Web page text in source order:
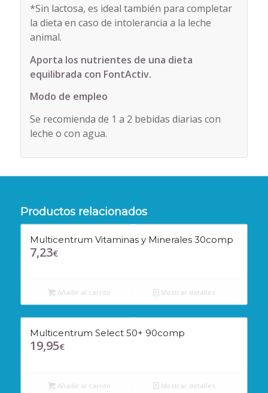
*Sin lactosa, es ideal también para completar
la dieta en caso de intolerancia a la leche
animal.
Aporta los nutrientes de una dieta
equilibrada con FontActiv.
Modo de empleo
Se recomienda de 1 a 2 bebidas diarias con
leche o con agua.
Productos relacionados
Multicentrum Vitaminas y Minerales 30comp
7,23€
Añadir al carrito Mostrar detalles
Multicentrum Select 50+ 90comp
19,95€
Añadir al carrito Mostrar detalles